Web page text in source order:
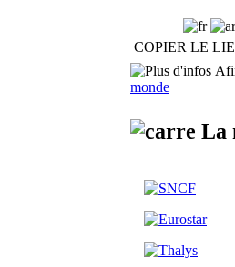
COPIER LE
monde
La